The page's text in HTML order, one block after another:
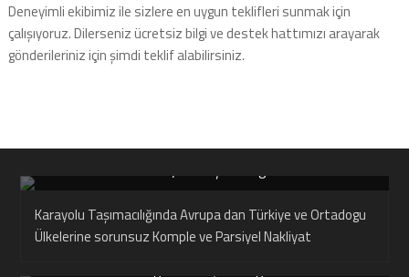
Deneyimli ekibimiz ile sizlere en uygun teklifleri sunmak için
çalışıyoruz. Dilerseniz ücretsiz bilgi ve destek hattımızı arayarak
gönderileriniz için şimdi teklif alabilirsiniz.
Karayolu Taşımacılığında Avrupa dan Türkiye ve Ortadogu
Ülkelerine sorunsuz Komple ve Parsiyel Nakliyat